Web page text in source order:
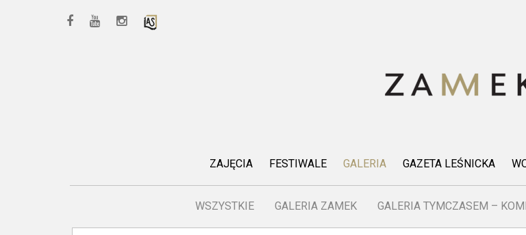
ZAJĘCIA FESTIWALE GALERIA GAZETA LEŚNICKA
WSZYSTKIE GALERIA ZAMEK GALERIA TYMCZASEM –